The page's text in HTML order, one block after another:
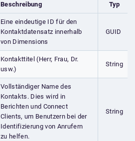
Beschreibung Typ
Eine eindeutige ID für den
Kontaktdatensatz innerhalb
von Dimensions
GUID
Kontakttitel (Herr, Frau, Dr.
usw.)
String
Vollständiger Name des
Kontakts. Dies wird in
Berichten und Connect
Clients, um Benutzern bei der
Identifizierung von Anrufern
zu helfen.
String